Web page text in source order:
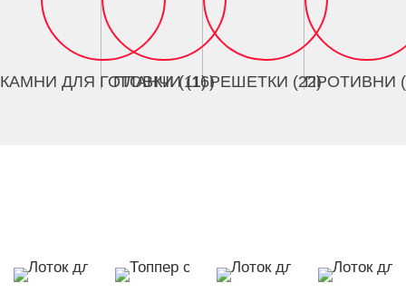
КАМНИ ДЛЯ ГОТОВКИ (11)
ПЛАНЧИ (16)РЕШЕТКИ (22)ПРОТИВНИ